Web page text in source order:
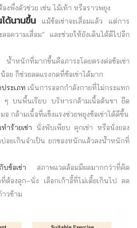
งพึ่งตัวช่วย เช่น ไม้เท้า หรือราวพยุง
ได้นานขึ้น แม้ข้อเข่าจะเสื่อมแล้ว แต่การ
อความเสื่อม” และช่วยให้ยังเดินได้ดีไปอีก
น้ำหนักที่มากขึ้นคือภาระโดยตรงต่อข้อเข่า
อย ก็ช่วยลดแรงกดที่ข้อเข่าได้มาก
ระเภท เน้นการออกกำลังกายที่ไม่กระแทก
ๆ บนพื้นเรียบ บริหารกล้ามเนื้อต้นขา ยืด
อ กล้ามเนื้อที่แข็งแรงช่วยพยุงข้อเข่าได้ดีขึ้น
ำร้ายเข่า นั่งพับเพียบ คุกเข่า หรือนั่งยอง
อยเกินจำเป็น ยกของหนักแล้วลงน้ำหนักที่
ข้อเข่า สภาพแวดล้อมมีผลมากกว่าที่คิด
ต้องลุก–นั่ง เลือกเก้าอี้ที่ไม่เตี้ยเกินไป ลด
วข้าม